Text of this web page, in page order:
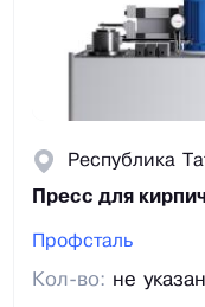
Республика
Пресс для
Профсталь
Кол-во: не